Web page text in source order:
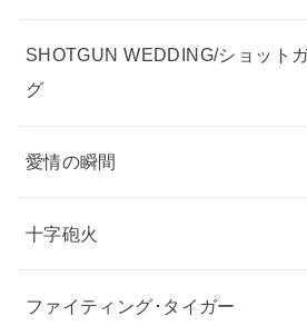
SHOTGUN WEDDING/ショット
グ
愛情の瞬間
十字砲火
ファイティング･タイガー